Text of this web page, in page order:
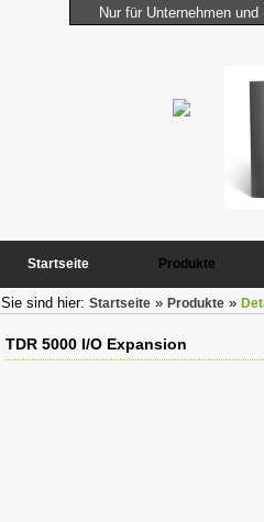
Nur für Unternehmen
Startseite Produkte
Sie sind hier: Startseite» Produkte»
TDR 5000 I/O Expansion